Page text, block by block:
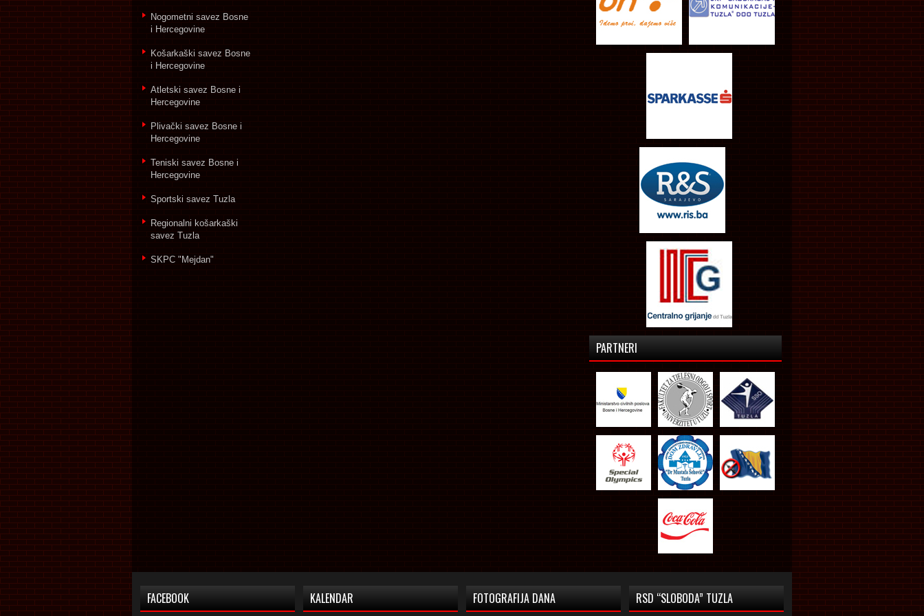
Nogometni savez Bosne
i Hercegovine
Košarkaški savez Bosne
i Hercegovine
Atletski savez Bosne i
Hercegovine
Plivački savez Bosne i
Hercegovine
Teniski savez Bosne i
Hercegovine
Sportski savez Tuzla
Regionalni košarkaški
savez Tuzla
SKPC "Mejdan"
PARTNERI
FACEBOOK KALENDAR FOTOGRAFIJA DANA RSD “SLOBODA” TUZLA